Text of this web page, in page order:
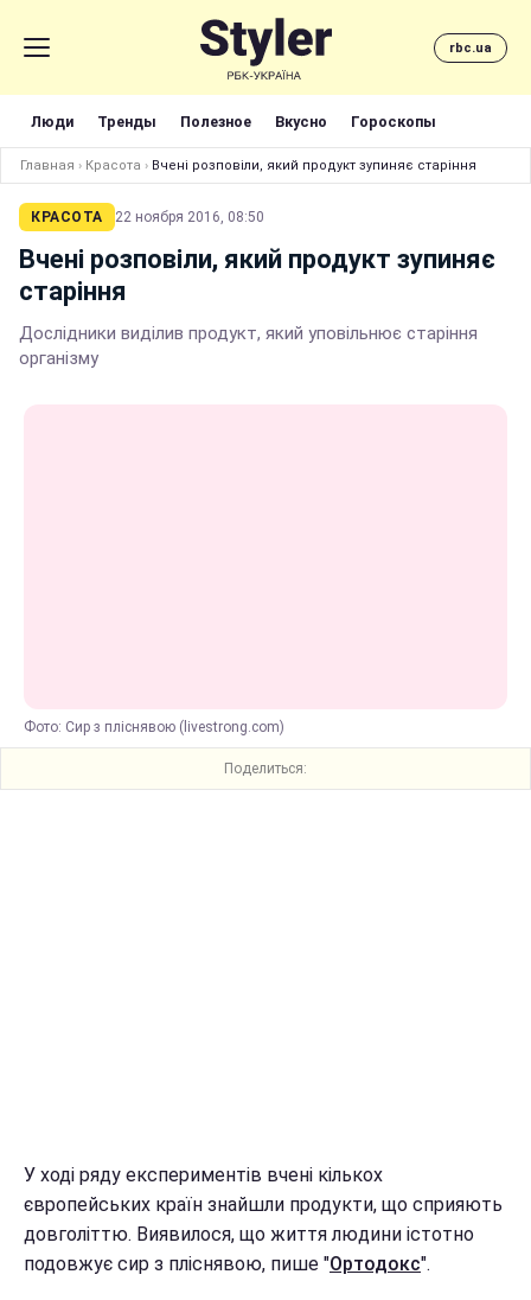
rbc.ua
Люди Тренды Полезное Вкусно Гороскопы
Главная › Красота › Вчені розповіли, який продукт зупиняє старіння
КРАСОТА 22 ноября 2016, 08:50
Вчені розповіли, який продукт зупиняє
старіння
Дослідники виділив продукт, який уповільнює старіння
організму
Фото: Сир з пліснявою (livestrong.com)
Поделиться:
У ході ряду експериментів вчені кількох
європейських країн знайшли продукти, що сприяють
довголіттю. Виявилося, що життя людини істотно
подовжує сир з пліснявою, пише "Ортодокс".